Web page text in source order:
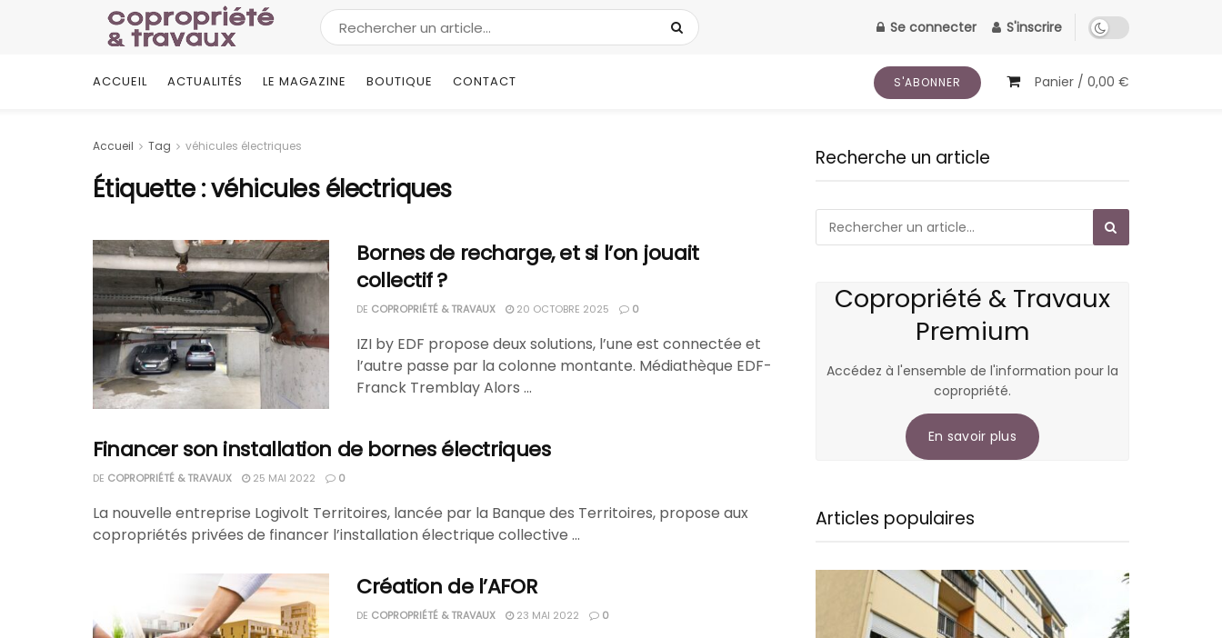
Se connecter S'inscrire
ACCUEIL ACTUALITÉS LE MAGAZINE BOUTIQUE CONTACT S'ABONNER Panier / 0,00 €
Accueil Tag véhicules électriques
Étiquette :véhicules électriques
Bornes de recharge, et si l’on jouait
collectif ?
DE COPROPRIÉTÉ & TRAVAUX 20 OCTOBRE 2025 0
IZI by EDF propose deux solutions, l’une est connectée et
l’autre passe par la colonne montante. Médiathèque EDF-
Franck Tremblay Alors ...
Financer son installation de bornes électriques
DE COPROPRIÉTÉ & TRAVAUX 25 MAI 2022 0
La nouvelle entreprise Logivolt Territoires, lancée par la Banque des Territoires, propose aux
copropriétés privées de financer l’installation électrique collective ...
Création de l’AFOR
DE COPROPRIÉTÉ & TRAVAUX 23 MAI 2022 0
Recherche un article
Copropriété & Travaux
Premium
Accédez à l'ensemble de l'information pour la
copropriété.
En savoir plus
Articles populaires